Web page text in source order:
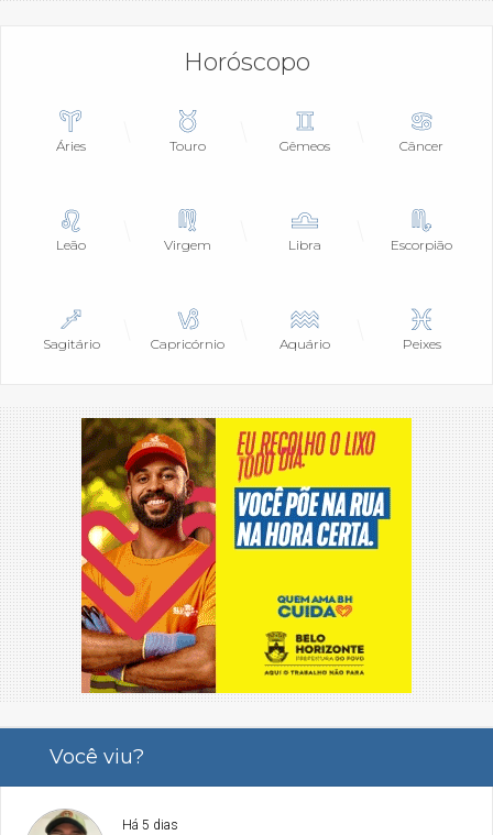
Horóscopo
Áries Touro Gêmeos Câncer
Leão Virgem Libra Escorpião
Sagitário Capricórnio Aquário Peixes
Você viu?
Há 5 dias